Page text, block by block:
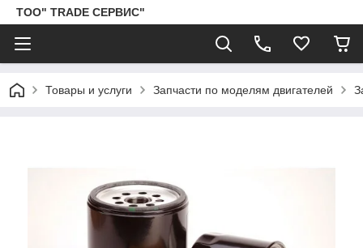
ТОО" TRADE СЕРВИС"
Товары и услуги Запчасти по моделям двигателей